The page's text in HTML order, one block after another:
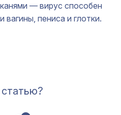
— вирус способен
пениса и глотки.